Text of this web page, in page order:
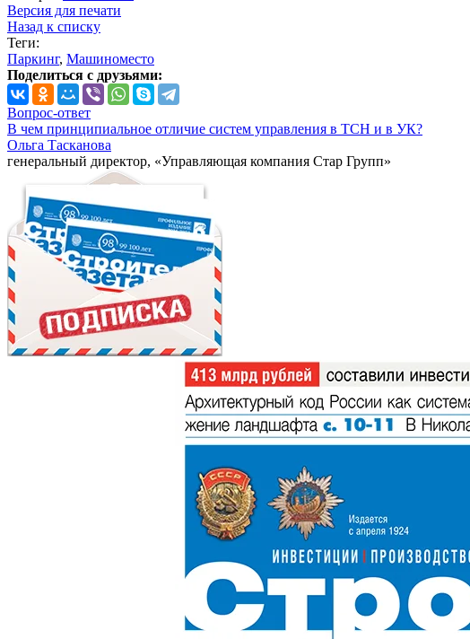
Версия для печати
Назад к списку
Теги:
Паркинг, Машиноместо
Поделиться с друзьями:
Вопрос-ответ
В чем принципиальное отличие систем управления в ТСН и в УК?
Ольга Тасканова
генеральный директор, «Управляющая компания Стар Групп»